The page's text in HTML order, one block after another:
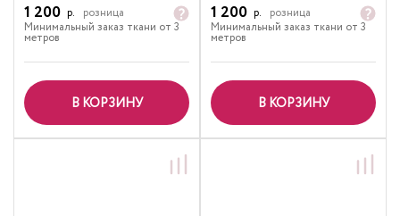
1 200 р.
розница
Минимальный заказ ткани от 3
метров
В КОРЗИНУ
1 200 р.
розница
Минимальный заказ ткани от 3
метров
В КОРЗИНУ